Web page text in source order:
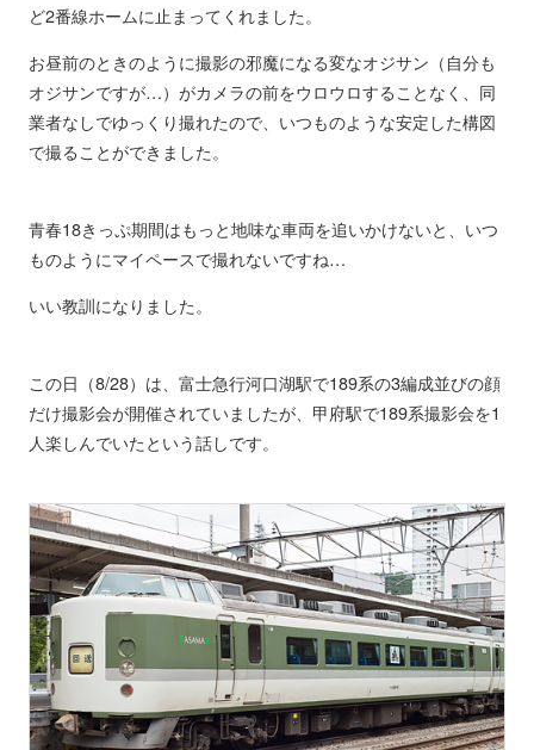
ど2番線ホームに止まってくれました。
お昼前のときのように撮影の邪魔になる変なオジサン（自分も
オジサンですが…）がカメラの前をウロウロすることなく、同
業者なしでゆっくり撮れたので、いつものような安定した構図
で撮ることができました。
青春18きっぷ期間はもっと地味な車両を追いかけないと、いつ
ものようにマイペースで撮れないですね…
いい教訓になりました。
この日（8/28）は、富士急行河口湖駅で189系の3編成並びの顔
だけ撮影会が開催されていましたが、甲府駅で189系撮影会を1
人楽しんでいたという話しです。